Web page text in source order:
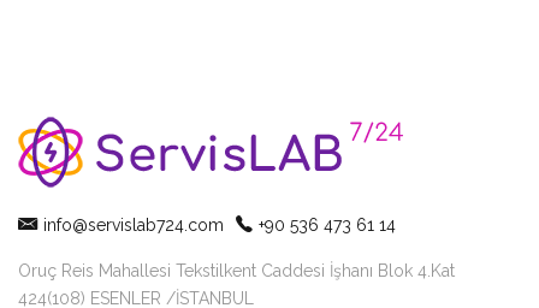
info@servislab724.com +90 536 473 61 14
Oruç Reis Mahallesi Tekstilkent Caddesi İşhanı Blok 4.Kat
424(108) ESENLER /İSTANBUL